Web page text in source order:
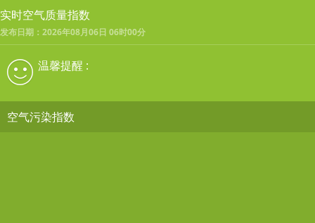
实时空气质量指数
发布日期：2026年08月06日 06时00分
温馨提醒 :
空气污染指数